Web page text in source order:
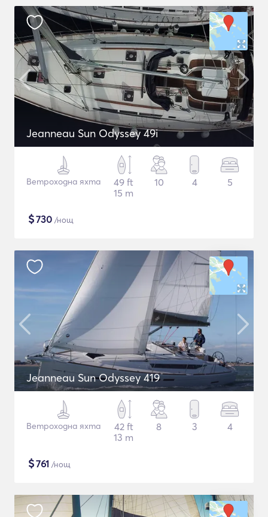
Jeanneau Sun Odyssey 49i
Ветроходна яхта
49 ft
15 m
10 4 5
$730 /нощ
Jeanneau Sun Odyssey 419
Ветроходна яхта
42 ft
13 m
8 3 4
$761 /нощ